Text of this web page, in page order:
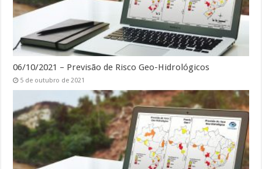
06/10/2021 – Previsão de Risco Geo-Hidrológicos
5 de outubro de 2021